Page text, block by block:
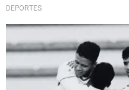
DEPORTES